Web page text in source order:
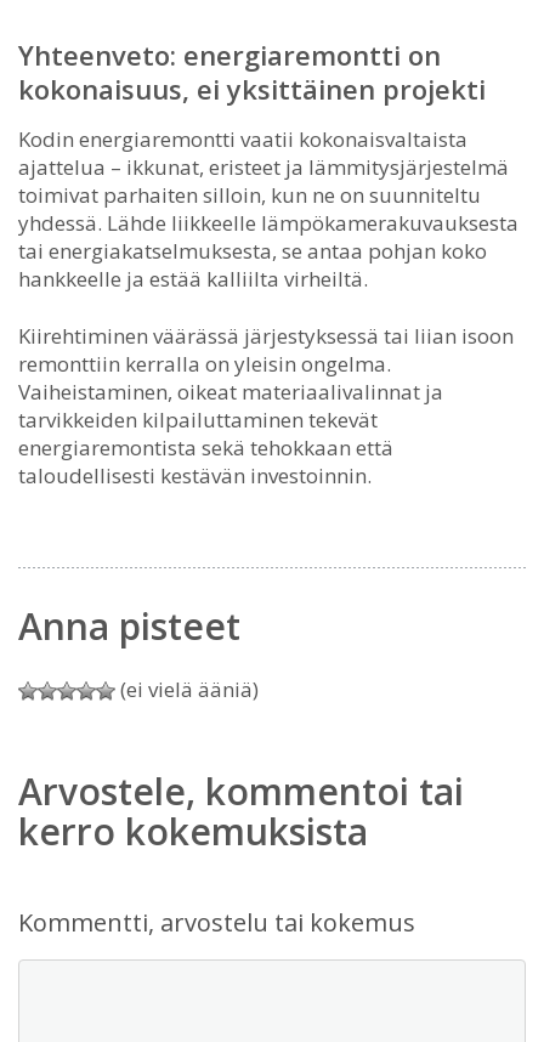
Yhteenveto: energiaremontti on
kokonaisuus, ei yksittäinen projekti
Kodin energiaremontti vaatii kokonaisvaltaista
ajattelua – ikkunat, eristeet ja lämmitysjärjestelmä
toimivat parhaiten silloin, kun ne on suunniteltu
yhdessä. Lähde liikkeelle lämpökamerakuvauksesta
tai energiakatselmuksesta, se antaa pohjan koko
hankkeelle ja estää kalliilta virheiltä.
Kiirehtiminen väärässä järjestyksessä tai liian isoon
remonttiin kerralla on yleisin ongelma.
Vaiheistaminen, oikeat materiaalivalinnat ja
tarvikkeiden kilpailuttaminen tekevät
energiaremontista sekä tehokkaan että
taloudellisesti kestävän investoinnin.
Anna pisteet
(ei vielä ääniä)
Arvostele, kommentoi tai
kerro kokemuksista
Kommentti, arvostelu tai kokemus